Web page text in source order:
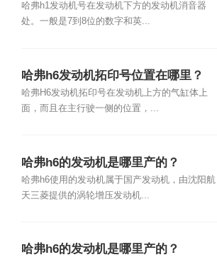
哈弗h1发动机号在发动机下方的发动机消音器
处。一般是7到8位的数字和英...
哈弗h6发动机拓印号位置在哪里？
哈弗H6发动机拓印号在发动机上方的气缸体上
面，而且在主行驶一侧的位置，...
哈弗h6的发动机是哪里产的？
哈弗h6使用的发动机属于国产发动机，由沈阳航
天三菱提供的涡轮增压发动机...
哈弗h6的发动机是哪里产的？